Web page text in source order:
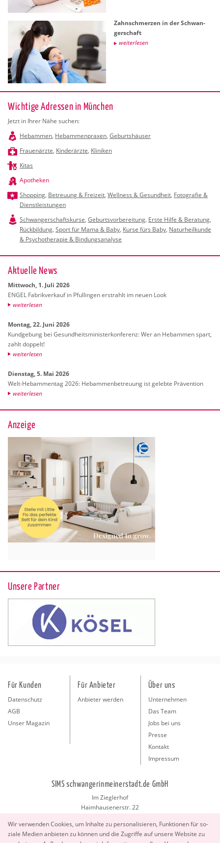
Zahn­schmer­zen in der Schwan­
ger­schaft
wei­ter­le­sen
Wichtige Adressen in München
Jetzt in Ihrer Nähe suchen:
Hebammen, Hebammenpraxen, Geburtshäuser
Frauenärzte, Kinderärzte, Kliniken
Kitas
Apotheken
Shopping, Betreuung & Freizeit, Wellness & Gesundheit, Fotografie &
Dienstleistungen
Schwangerschaftskurse, Geburtsvorbereitung, Erste Hilfe & Beratung,
Rückbildung, Sport für Mama & Baby, Kurse fürs Baby, Naturheilkunde
& Psychotherapie & Bindungsanalyse
Ak­tu­el­le News
Mitt­woch, 1. Juli 2026
ENGEL Fa­brik­ver­kauf in Pful­lin­gen er­strahlt im neuen Look
wei­ter­le­sen
Mon­tag, 22. Juni 2026
Kund­ge­bung bei Ge­sund­heits­mi­nis­ter­kon­fe­renz: Wer an Heb­am­men spart,
zahlt dop­pelt!
wei­ter­le­sen
Diens­tag, 5. Mai 2026
Welt-Heb­am­men­tag 2026: Heb­am­men­be­treu­ung ist ge­leb­te Prä­ven­ti­on
wei­ter­le­sen
Anzeige
Unsere Partner
Wir ver­wen­den Coo­kies, um In­hal­te zu per­so­na­li­sie­ren, Funk­tio­nen für so­
zia­le Me­di­en an­bie­ten zu kön­nen und die Zu­grif­fe auf un­se­re Web­site zu
Für Kunden
Datenschutz
AGB
Unser Magazin
Für Anbieter
Anbieter werden
Über uns
Unternehmen
Das Team
Jobs bei uns
Presse
Kontakt
Impressum
SIMS schwangerinmeinerstadt.de GmbH
Im Zieglerhof
Haimhausenerstr. 22
info@schwangerinmeinerstadt.de